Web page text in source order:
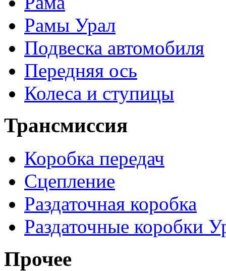
Рамы Урал
Подвеска автомобиля
Передняя ось
Колеса и ступицы
Трансмиссия
Коробка передач
Сцепление
Раздаточная коробка
Раздаточные коробки
Прочее